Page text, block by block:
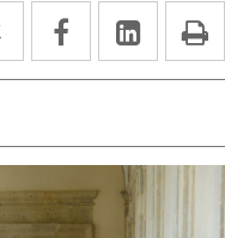
Twitter
Enlace
a
aplicación
externa.
Facebook
Enlace
a
aplicación
externa.
Enlace
a